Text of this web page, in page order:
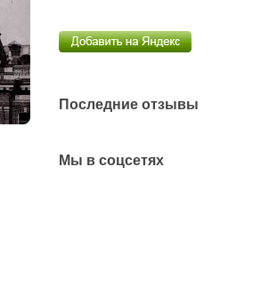
Последние отзывы
Мы в соцсетях